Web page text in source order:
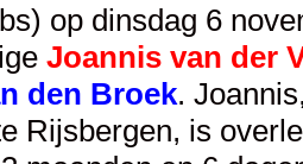
op dinsdag 6
Joannis van der
den Broek.
Rijsbergen, is